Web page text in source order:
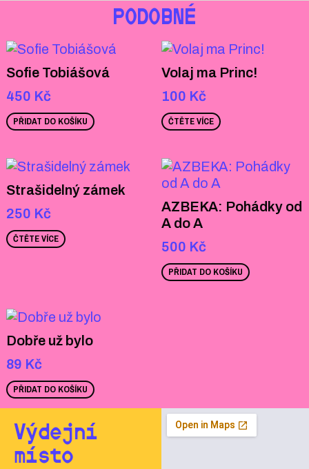
PODOBNÉ
Sofie Tobiášová
450 Kč
PŘIDAT DO KOŠÍKU
Volaj ma Princ!
100 Kč
ČTĚTE VÍCE
Strašidelný zámek
250 Kč
ČTĚTE VÍCE
AZBEKA: Pohádky od
A do A
500 Kč
PŘIDAT DO KOŠÍKU
Dobře už bylo
89 Kč
PŘIDAT DO KOŠÍKU
Výdejní
místo